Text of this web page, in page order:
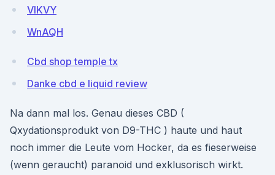
VIKVY
WnAQH
Cbd shop temple tx
Danke cbd e liquid review
Na dann mal los. Genau dieses CBD (
Qxydationsprodukt von D9-THC ) haute und haut
noch immer die Leute vom Hocker, da es fieserweise
(wenn geraucht) paranoid und exklusorisch wirkt.